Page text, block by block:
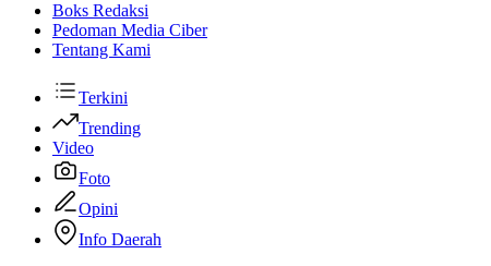
Boks Redaksi
Pedoman Media Ciber
Tentang Kami
Terkini
Trending
Video
Foto
Opini
Info Daerah